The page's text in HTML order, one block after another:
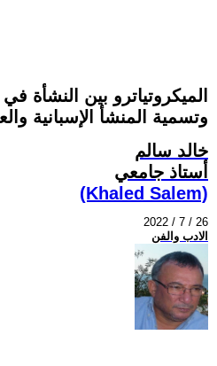
الميكروتياترو بين النشأة
وتسمية المنشأ الإسبانية
خالد سالم
أستاذ جامعي
(Khaled Salem)
2022 / 7 / 26
الادب والفن